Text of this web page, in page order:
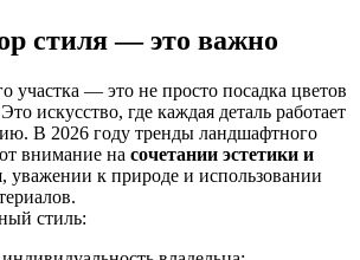
стиля — это важно
участка — это не просто посадка цветов
искусство, где каждая деталь работает
В 2026 году тренды ландшафтного
внимание на сочетании эстетики и
, уважении к природе и использовании
стиль: